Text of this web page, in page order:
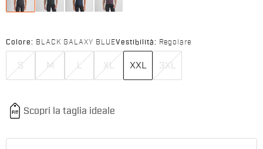
Colore: BLACK GALAXY BLUEVestibilità: Regolare
S M L XL XXL 3XL